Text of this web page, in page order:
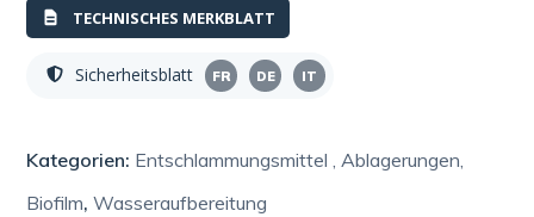
TECHNISCHES MERKBLATT
Sicherheitsblatt FR DE IT
Kategorien: Entschlammungsmittel , Ablagerungen,
Biofilm,Wasseraufbereitung